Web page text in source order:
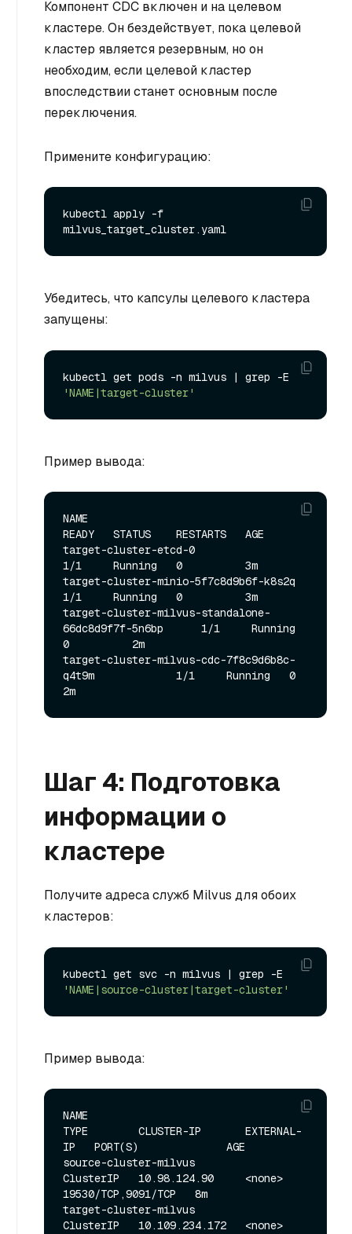
Компонент CDC включен и на целевом
кластере. Он бездействует, пока целевой
кластер является резервным, но он
необходим, если целевой кластер
впоследствии станет основным после
переключения.
Примените конфигурацию:
kubectl apply -f
Убедитесь, что капсулы целевого кластера
запущены:
'NAME|target-cluster'
Пример вывода:
NAME
READY   STATUS    RESTARTS   AGE
target-cluster-etcd-0
1/1     Running   0          3m
target-cluster-minio-5f7c8d9b6f-k8s2q
1/1     Running   0          3m
target-cluster-milvus-standalone-
66dc8d9f7f-5n6bp      1/1     Running
0          2m
target-cluster-milvus-cdc-7f8c9d6b8c-
q4t9m             1/1     Running   0
Шаг 4: Подготовка
информации о
кластере
Получите адреса служб Milvus для обоих
кластеров:
'NAME|source-cluster|target-cluster'
Пример вывода:
NAME
TYPE        CLUSTER-IP       EXTERNAL-
IP   PORT(S)              AGE
source-cluster-milvus
ClusterIP   10.98.124.90     <none>
19530/TCP,9091/TCP   8m
target-cluster-milvus
ClusterIP   10.109.234.172   <none>